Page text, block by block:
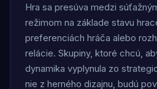
Hra sa presúva medzi
režimom na základe stavu
preferenciách hráča alebo
relácie. Skupiny, ktoré chcú,
dynamika vyplynula zo
nie z herného dizajnu, budú